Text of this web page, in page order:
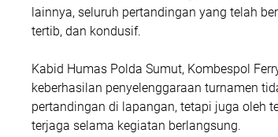
lainnya, seluruh pertandingan yang telah
tertib, dan kondusif.
Kabid Humas Polda Sumut, Kombespol
keberhasilan penyelenggaraan turnamen
pertandingan di lapangan, tetapi juga oleh
terjaga selama kegiatan berlangsung.